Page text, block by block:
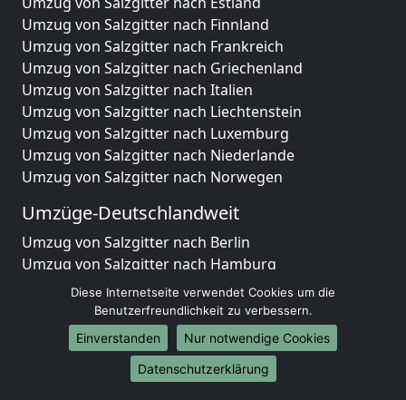
Umzug von Salzgitter nach Finnland
Umzug von Salzgitter nach Frankreich
Umzug von Salzgitter nach Griechenland
Umzug von Salzgitter nach Italien
Umzug von Salzgitter nach Liechtenstein
Umzug von Salzgitter nach Luxemburg
Umzug von Salzgitter nach Niederlande
Umzug von Salzgitter nach Norwegen
Umzüge-Deutschlandweit
Umzug von Salzgitter nach Berlin
Umzug von Salzgitter nach Hamburg
Umzug von Salzgitter nach München
Umzug von Salzgitter nach Köln
Umzug von Salzgitter nach Frankfurt am Main
Umzug von Salzgitter nach Stuttgart
Umzug von Salzgitter nach Düsseldorf
Diese Internetseite verwendet Cookies um die
Benutzerfreundlichkeit zu verbessern.
Einverstanden
Nur notwendige Cookies
Datenschutzerklärung